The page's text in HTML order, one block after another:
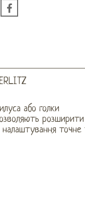
або голки
точне